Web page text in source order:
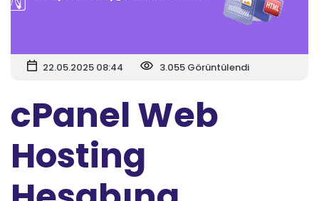
22.05.2025 08:44 3.055 Görüntülendi
cPanel Web
Hosting